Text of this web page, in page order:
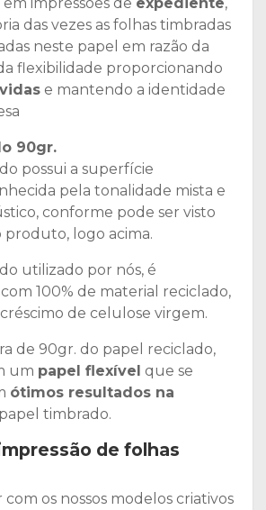
das vezes as folhas timbradas
neste papel em razão da
flexibilidade proporcionando
e mantendo a identidade
90gr.
possui a superfície
pela tonalidade mista e
conforme pode ser visto
produto, logo acima.
utilizado por nós, é
100% de material reciclado,
de celulose virgem.
de 90gr. do papel reciclado,
um papel flexível que se
ótimos resultados na
timbrado.
de folhas
os nossos modelos criativos